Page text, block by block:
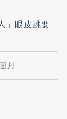
」眼皮跳要
月